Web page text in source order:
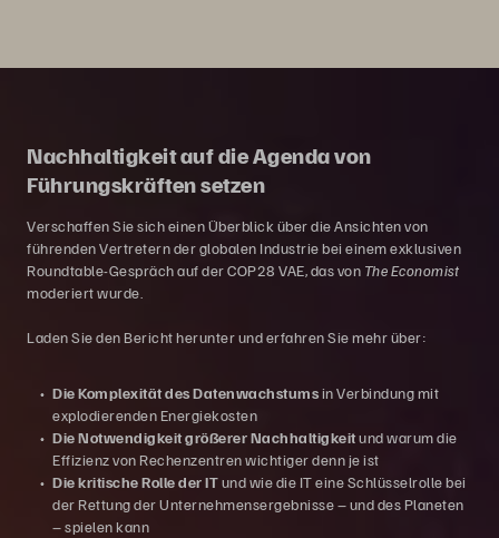
Nachhaltigkeit auf die Agenda von
Führungskräften setzen
Verschaffen Sie sich einen Überblick über die Ansichten von
führenden Vertretern der globalen Industrie bei einem exklusiven
Roundtable-Gespräch auf der COP28 VAE, das von The Economist
moderiert wurde.
Laden Sie den Bericht herunter und erfahren Sie mehr über:
Die Komplexität des Datenwachstumsin Verbindung mit
explodierenden Energiekosten
Die Notwendigkeit größerer Nachhaltigkeitund warum die
Effizienz von Rechenzentren wichtiger denn je ist
Die kritische Rolle der ITund wie die IT eine Schlüsselrolle bei
der Rettung der Unternehmensergebnisse – und des Planeten
– spielen kann